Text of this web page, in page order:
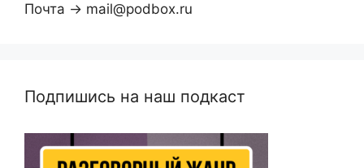
Почта → mail@podbox.ru
Подпишись на наш подкаст